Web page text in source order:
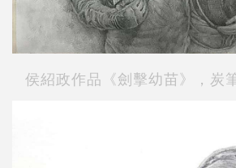
侯紹政作品《劍擊幼苗》，炭